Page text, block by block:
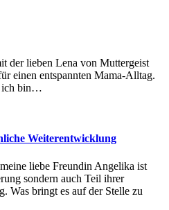
einen entspannten Mama-Alltag.
ich bin…
Weiterentwicklung
sondern auch Teil ihrer
Was bringt es auf der Stelle zu